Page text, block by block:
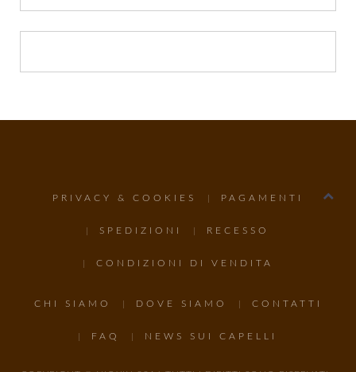
PRIVACY & COOKIES PAGAMENTI
SPEDIZIONI RECESSO
CONDIZIONI DI VENDITA
CHI SIAMO DOVE SIAMO CONTATTI
FAQ NEWS SUI CAPELLI